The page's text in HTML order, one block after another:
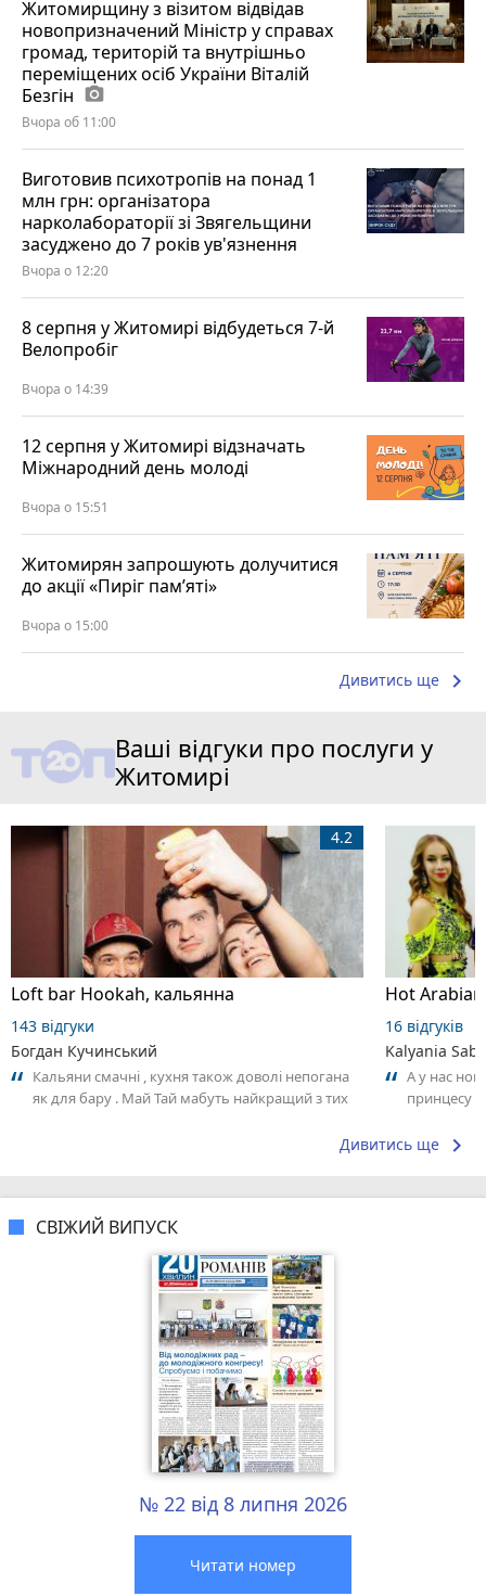
Житомирщину з візитом відвідав
новопризначений Міністр у справах
громад, територій та внутрішньо
переміщених осіб України Віталій
Безгін photo_camera
Вчора об 11:00
Виготовив психотропів на понад 1
млн грн: організатора
нарколабораторії зі Звягельщини
засуджено до 7 років ув'язнення
Вчора о 12:20
8 серпня у Житомирі відбудеться 7-й
Велопробіг
Вчора о 14:39
12 серпня у Житомирі відзначать
Міжнародний день молоді
Вчора о 15:51
Житомирян запрошують долучитися
до акції «Пиріг пам’яті»
Вчора о 15:00
Дивитись ще keyboard_arrow_right
Ваші відгуки про послуги у
Житомирі
Loft bar Hookah, кальянна
4.2
143 відгуки
Богдан Кучинський
Кальяни смачні , кухня також доволі непогана
як для бару . Май Тай мабуть найкращий з тих
16 відгуків
Kalyania
А у нас
принцесу
Дивитись ще keyboard_arrow_right
СВІЖИЙ ВИПУСК
№ 22 від 8 липня 2026
Читати номер